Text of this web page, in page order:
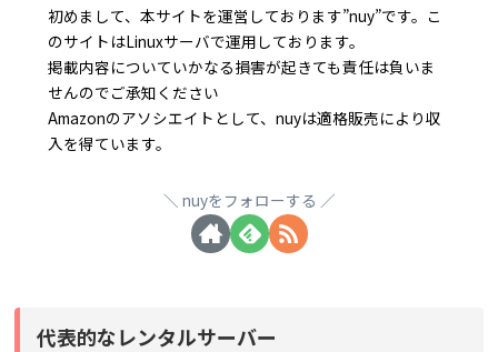
初めまして、本サイトを運営しております”nuy”です。こ
のサイトはLinuxサーバで運用しております。
掲載内容についていかなる損害が起きても責任は負いま
せんのでご承知ください
Amazonのアソシエイトとして、nuyは適格販売により収
入を得ています。
nuyをフォローする
代表的なレンタルサーバー